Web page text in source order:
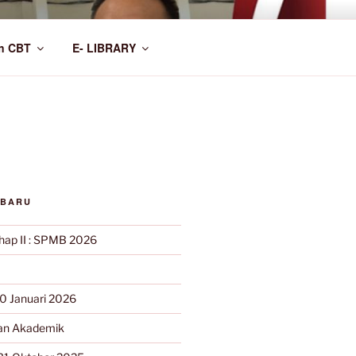
CBT E- LIBRARY
II : SPMB 2026
Januari 2026
Akademik